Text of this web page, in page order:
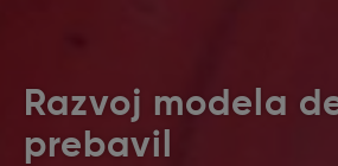
Razvoj modela
prebavil